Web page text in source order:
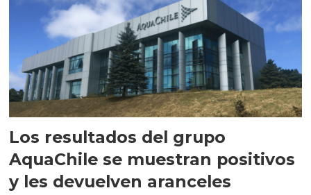
Los resultados del grupo
AquaChile se muestran positivos
y les devuelven aranceles